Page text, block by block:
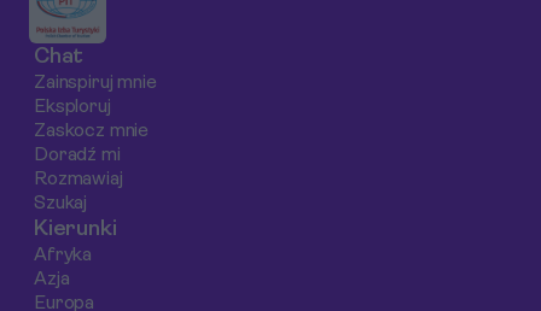
Chat
Zainspiruj mnie
Eksploruj
Zaskocz mnie
Doradź mi
Rozmawiaj
Szukaj
Kierunki
Afryka
Azja
Europa